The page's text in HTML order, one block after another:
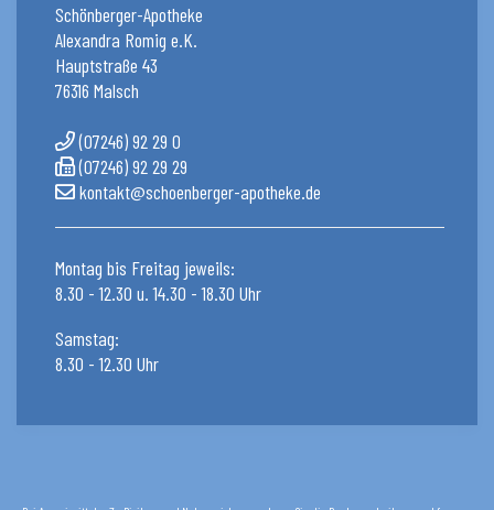
Schönberger-Apotheke
Alexandra Romig e.K.
Hauptstraße 43
76316 Malsch
(07246) 92 29 0
(07246) 92 29 29
kontakt@schoenberger-apotheke.de
Montag bis Freitag jeweils:
8.30 - 12.30 u. 14.30 - 18.30 Uhr
Samstag:
8.30 - 12.30 Uhr